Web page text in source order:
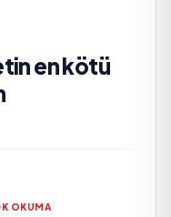
en kötü
OKUMA